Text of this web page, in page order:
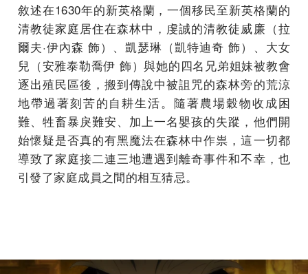
敘述在1630年的新英格蘭，一個移民至新英格蘭的
清教徒家庭居住在森林中，虔誠的清教徒威廉（拉
爾夫·伊內森 飾）、凱瑟琳（凱特迪奇 飾）、大女
兒（安雅泰勒喬伊 飾）與她的四名兄弟姐妹被教會
逐出殖民區後，搬到傳說中被詛咒的森林旁的荒涼
地帶過著刻苦的自耕生活。隨著農場穀物收成困
難、牲畜暴戾難安、加上一名嬰孩的失蹤，他們開
始懷疑是否真的有黑魔法在森林中作祟，這一切都
導致了家庭接二連三地遭遇到離奇事件和不幸，也
引發了家庭成員之間的相互猜忌。